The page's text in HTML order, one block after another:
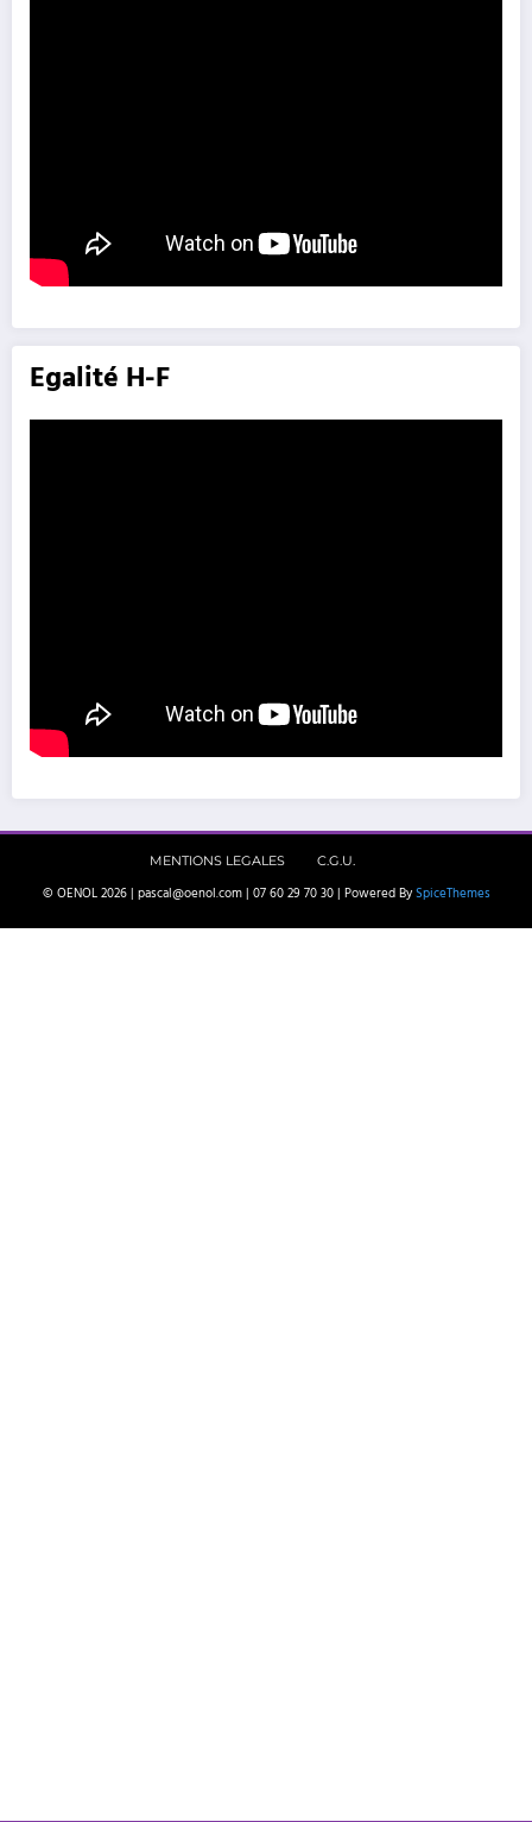
Egalité H-F
MENTIONS LEGALES C.G.U.
© OENOL 2026 | pascal@oenol.com | 07 60 29 70 30 | Powered By SpiceThemes